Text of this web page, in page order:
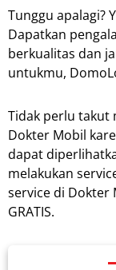
Tunggu apalagi?
Dapatkan
berkualitas dan
untukmu,
Tidak perlu takut
Dokter Mobil
dapat
melakukan
service di Dokter
GRATIS.